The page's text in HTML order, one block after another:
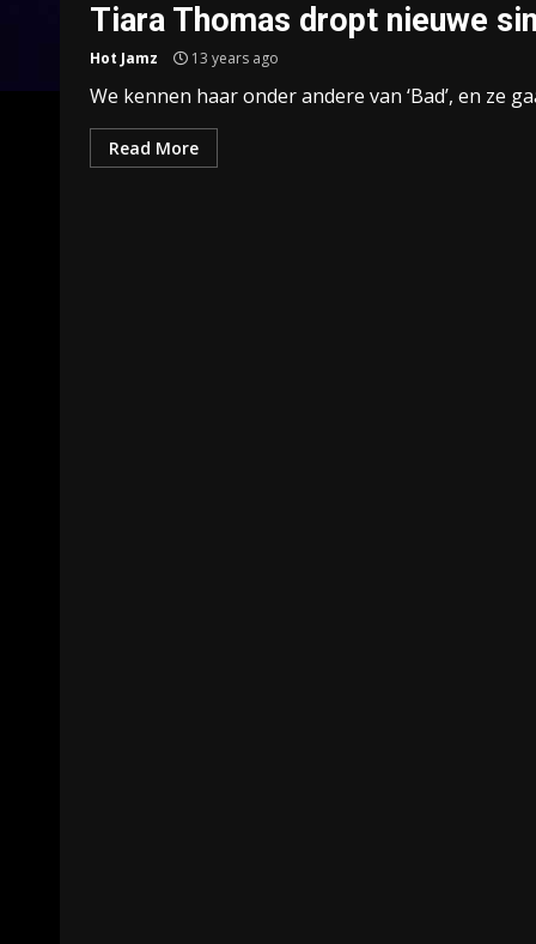
Tiara Thomas dropt nieuwe
Hot Jamz 13 years ago
We kennen haar onder andere van ‘Bad’, en ze
Read More